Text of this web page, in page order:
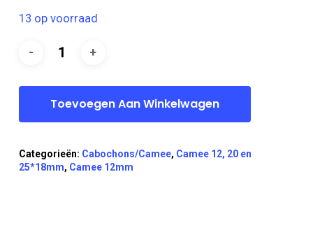
13 op voorraad
Toevoegen Aan Winkelwagen
Categorieën: Cabochons/Camee, Camee 12, 20 en
25*18mm, Camee 12mm